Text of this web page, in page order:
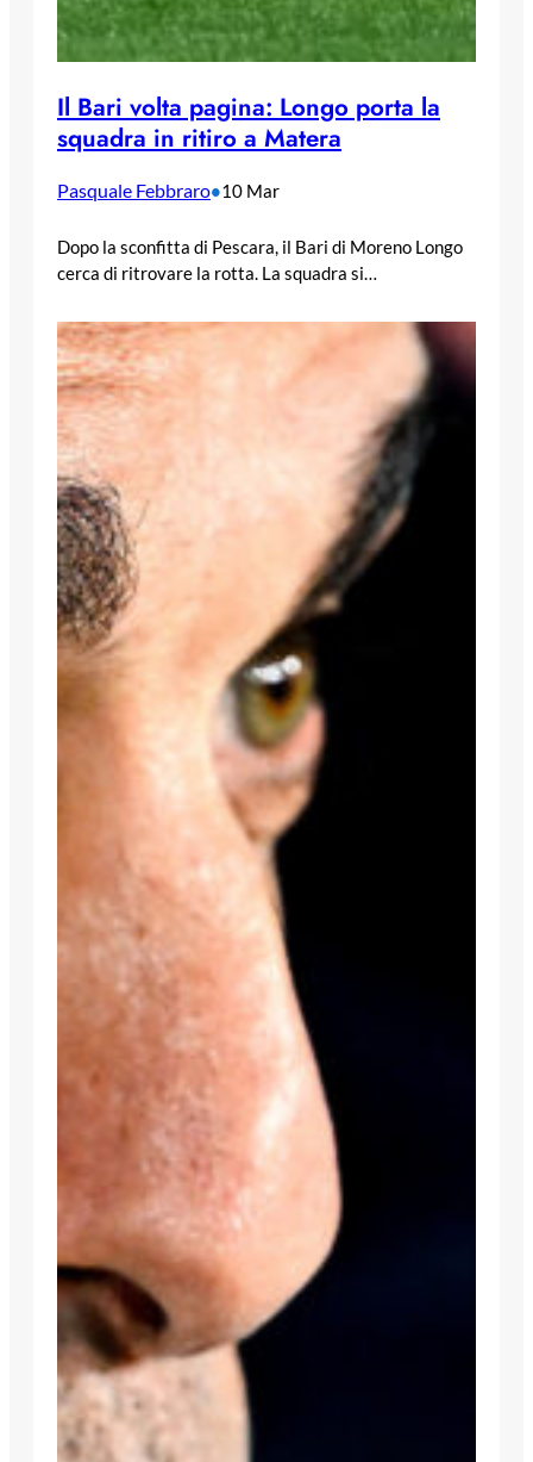
Il Bari volta pagina: Longo porta la
squadra in ritiro a Matera
Pasquale Febbraro•10 Mar
Dopo la sconfitta di Pescara, il Bari di Moreno Longo
cerca di ritrovare la rotta. La squadra si…